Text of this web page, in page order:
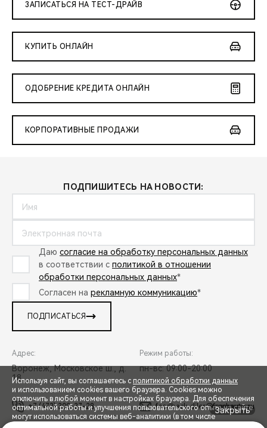
СПЕЦПРЕДЛОЖЕНИЯ
ЗАПИСАТЬСЯ НА ТЕСТ-ДРАЙВ
КУПИТЬ ОНЛАЙН
ОДОБРЕНИЕ КРЕДИТА ОНЛАЙН
КОРПОРАТИВНЫЕ ПРОДАЖИ
ПОДПИШИТЕСЬ НА НОВОСТИ:
Даю согласие на обработку персональных данных
в соответствии с политикой в отношении
обработки персональных данных*
Согласен на рекламную коммуникацию*
ПОДПИСАТЬСЯ
Адрес:
Воронеж, Московское ш., д.
18
Режим работы:
пн-вс: 09:00-20:00
+7 (473) 300-37-28 feedback_diler@freshauto.ru
Используя сайт, вы соглашаетесь с политикой обработки данных
и использованием cookies вашего браузера. Cookies можно
отключить в любой момент в настройках браузера. Для обеспечения
оптимальной работы и улучшения пользовательского опыта на сайте
могут использоваться системы веб-аналитики (в том числе
Закрыть